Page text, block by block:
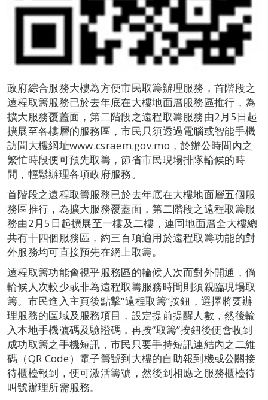
政府綜合服務大樓為方便市民取籌辦理服務，首階段之
遠程取籌服務已於去年底在大樓地面層服務區推行，為
擴大服務覆蓋面，第二階段之遠程取籌服務由2月5日起
擴展至各樓層的服務區，市民只須透過電腦或智能手機
訪問大樓網址www.csraem.gov.mo，於辦公時間內之
繁忙時段便可預先取籌，節省市民現場排隊輪候的時
間，輕鬆辦理各項政府服務。
首階段之遠程取籌服務已於去年底在大樓地面層五個服
務區推行，為擴大服務覆蓋面，第二階段之遠程取籌服
務由2月5日起擴展至一樓及二樓，連同地面層全大樓總
共有十四個服務區，約三百項適用於遠程取籌功能的對
外服務均可直接預先在網上取籌。
遠程取籌功能會視乎服務區的輪候人次而對外開通，倘
輪候人次較少或非為遠程取籌服務時間則須親臨現場取
籌。市民進入主頁後點撃“遠程取籌”按鈕，選擇將要辦
理服務的區域及服務項目，設定提前提醒人數，然後輸
入本地手機號碼及驗證碼，再按“取籌”按鈕後便會收到
成功取籌之手機短訊，市民只要手持短訊連結內之二維
碼（QR Code）電子籌號到大樓的自助報到機或公關接
待櫃檯報到，便可激活籌號，然後到相應之服務櫃檯待
叫號辦理所需服務。